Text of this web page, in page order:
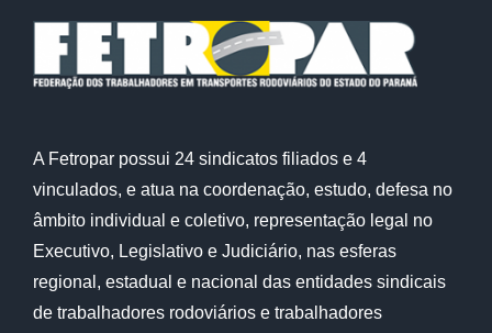
A Fetropar possui 24 sindicatos filiados e 4
vinculados, e atua na coordenação, estudo, defesa no
âmbito individual e coletivo, representação legal no
Executivo, Legislativo e Judiciário, nas esferas
regional, estadual e nacional das entidades sindicais
de trabalhadores rodoviários e trabalhadores